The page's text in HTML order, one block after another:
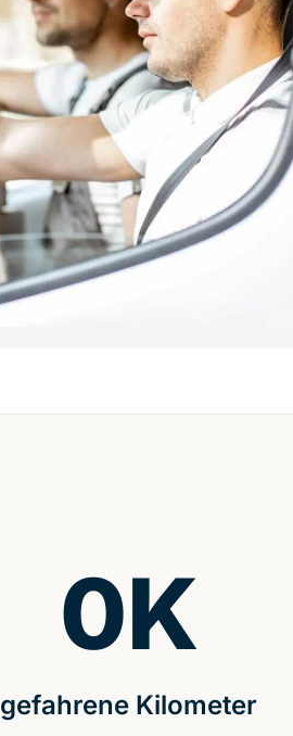
gefahrene Kilometer
0K